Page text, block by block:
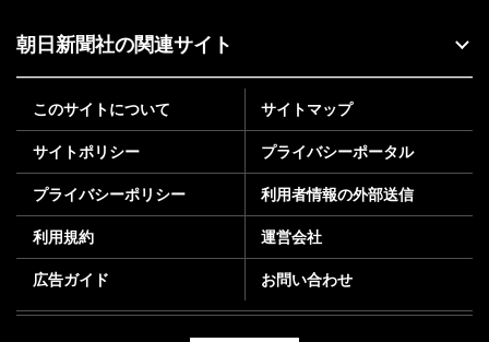
朝日新聞社の関連サイト
このサイトについて サイトマップ
サイトポリシー プライバシーポータル
プライバシーポリシー 利用者情報の外部送信
利用規約 運営会社
広告ガイド お問い合わせ